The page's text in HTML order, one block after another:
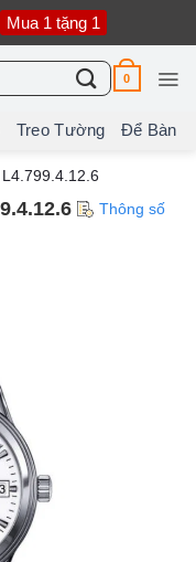
Mua 1 tặng 1
0
Treo Tường Để Bàn
L4.799.4.12.6
Thông số